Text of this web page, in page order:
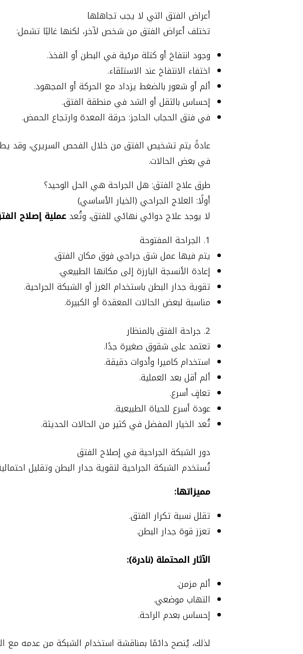
أعراض الفتق التي لا يجب تجاهلها
تختلف أعراض الفتق من شخص لآخر، لكنها غالبًا تشمل:
وجود انتفاخ أو كتلة مرئية في البطن أو الفخذ.
اختفاء الانتفاخ عند الاستلقاء.
ألم أو شعور بالضغط يزداد مع الحركة أو المجهود.
إحساس بالثقل أو الشد في منطقة الفتق.
في فتق الحجاب الحاجز: حرقة المعدة وارتجاع الحمض.
عادةً يتم تشخيص الفتق من خلال الفحص السريري، وقد
في بعض الحالات.
طرق علاج الفتق: هل الجراحة هي الحل الوحيد؟
أولًا: العلاج الجراحي (الخيار الأساسي)
لا يوجد علاج دوائي نهائي للفتق، وتُعدعملية إصلاح
1. الجراحة المفتوحة
يتم فيها عمل شق جراحي فوق مكان الفتق.
إعادة الأنسجة البارزة إلى مكانها الطبيعي.
تقوية جدار البطن باستخدام الغرز أو الشبكة الجراحية.
مناسبة لبعض الحالات المعقدة أو الكبيرة.
2. جراحة الفتق بالمنظار
تعتمد على شقوق صغيرة جدًا.
استخدام كاميرا وأدوات دقيقة.
ألم أقل بعد العملية.
تعافٍ أسرع.
عودة أسرع للحياة الطبيعية.
تُعد الخيار المفضل في كثير من الحالات الحديثة.
دور الشبكة الجراحية في إصلاح الفتق
تُستخدم الشبكة الجراحية لتقوية جدار البطن وتقليل
مميزاتها:
تقلل نسبة تكرار الفتق.
تعزز قوة جدار البطن.
الآثار المحتملة (نادرة):
ألم مزمن.
التهاب موضعي.
إحساس بعدم الراحة.
لذلك، يُنصح دائمًا بمناقشة استخدام الشبكة من عدمه مع